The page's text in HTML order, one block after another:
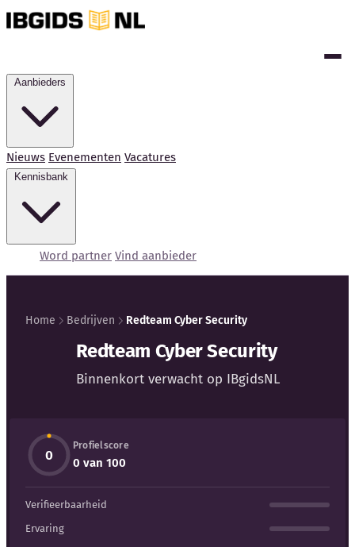
Nieuws Evenementen Vacatures
Word partner Vind aanbieder
Externe bronnen
Woordenboek
Auteurs
Home Bedrijven Redteam Cyber Security
Redteam Cyber Security
Binnenkort verwacht op IBgidsNL
0
Profielscore
0 van 100
Verifieerbaarheid
Ervaring